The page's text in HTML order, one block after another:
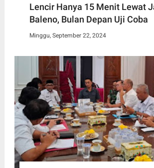
Lencir Hanya 15 Menit Lewat
Baleno, Bulan Depan Uji Coba
Minggu, September 22, 2024